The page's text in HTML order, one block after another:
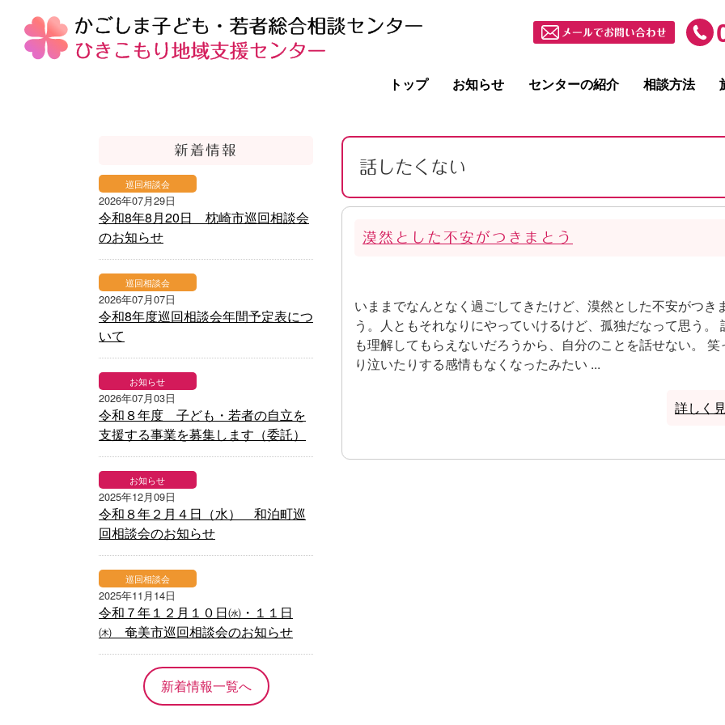
メールでお問い合わせ
トップ お知らせ センターの紹介 相談方法
話したくない
漠然とした不安がつきまとう
いままでなんとなく過ごしてきたけど、漠然とした不安がつき
う。人ともそれなりにやっていけるけど、孤独だなって思う。
も理解してもらえないだろうから、自分のことを話せない。 笑
り泣いたりする感情もなくなったみたい ...
詳しく
新着情報
巡回相談会
2026年07月29日
令和8年8月20日 枕崎市巡回相談会
のお知らせ
巡回相談会
2026年07月07日
令和8年度巡回相談会年間予定表につ
いて
お知らせ
2026年07月03日
令和８年度 子ども・若者の自立を
支援する事業を募集します（委託）
お知らせ
2025年12月09日
令和８年２月４日（水） 和泊町巡
回相談会のお知らせ
巡回相談会
2025年11月14日
令和７年１２月１０日㈬・１１日
㈭ 奄美市巡回相談会のお知らせ
新着情報一覧へ